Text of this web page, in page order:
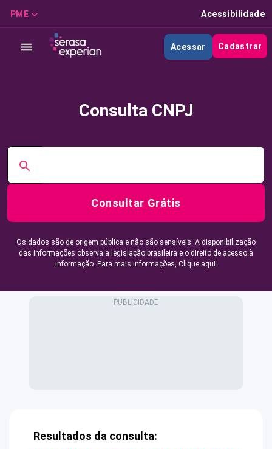
PME Acessibilidade
Acessar Cadastrar
Consulta CNPJ
Consultar Grátis
Os dados são de origem pública e não são sensíveis. A disponibilização
das informações observa a legislação brasileira e o direito de acesso à
informação. Para mais informações, Clique aqui.
Resultados da consulta: